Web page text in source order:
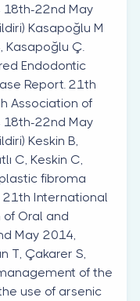
18th-22nd May
Kasapoğlu M
Kasapoğlu Ç.
Endodontic
Report. 21th
Association of
18th-22nd May
Keskin B,
C, Keskin C,
fibroma
21th International
of Oral and
May 2014,
T, Çakarer S,
of the
use of arsenic